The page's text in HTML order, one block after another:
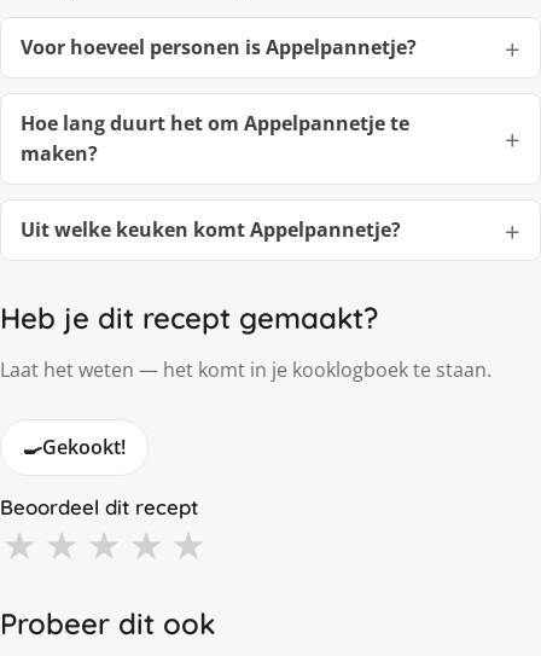
Voor hoeveel personen is Appelpannetje?
Hoe lang duurt het om Appelpannetje te
maken?
Uit welke keuken komt Appelpannetje?
Heb je dit recept gemaakt?
Laat het weten — het komt in je kooklogboek te staan.
🍳Gekookt!
Beoordeel dit recept
★ ★ ★ ★ ★
Probeer dit ook